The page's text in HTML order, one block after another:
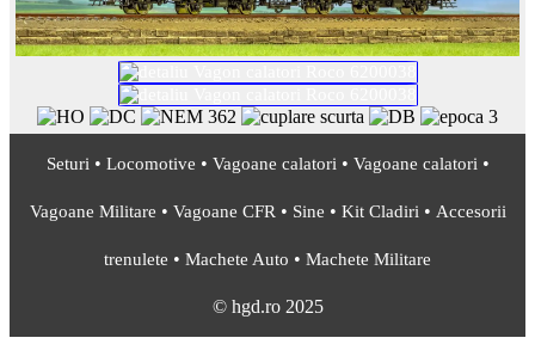
Seturi • Locomotive • Vagoane calatori • Vagoane calatori •
Vagoane Militare • Vagoane CFR • Sine • Kit Cladiri • Accesorii
trenulete • Machete Auto • Machete Militare
© hgd.ro 2025